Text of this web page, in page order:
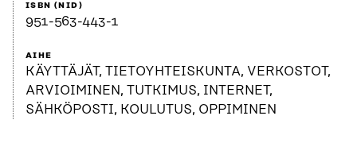
ISBN (NID)
951-563-443-1
AIHE
KÄYTTÄJÄT, TIETOYHTEISKUNTA, VERKOSTOT,
ARVIOIMINEN, TUTKIMUS, INTERNET,
SÄHKÖPOSTI, KOULUTUS, OPPIMINEN